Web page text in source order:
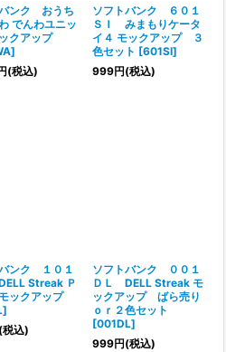
ンク おうち
でんわユニッ
クアップ
]
(税込)
ソフトバンク ６０１
ＳＩ みまもりケータ
イ４ モックアップ ３
色セット [601SI]
999円(税込)
ンク １０１
Streak Ｐ
ックアップ
]
(税込)
ソフトバンク ００１
ＤＬ DELL Streak モ
ックアップ ばら売り
ｏｒ２色セット
[001DL]
999円(税込)